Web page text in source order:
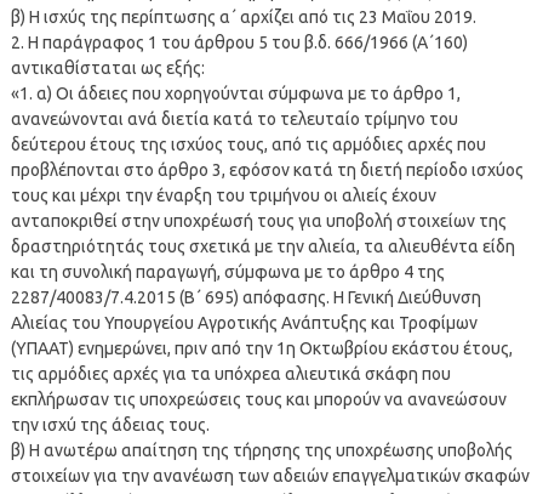
β) Η ισχύς της περίπτωσης α΄ αρχίζει από τις 23 Μαΐου 2019.
2. Η παράγραφος 1 του άρθρου 5 του β.δ. 666/1966 (Α΄160)
αντικαθίσταται ως εξής:
«1. α) Οι άδειες που χορηγούνται σύμφωνα με το άρθρο 1,
ανανεώνονται ανά διετία κατά το τελευταίο τρίμηνο του
δεύτερου έτους της ισχύος τους, από τις αρμόδιες αρχές που
προβλέπονται στο άρθρο 3, εφόσον κατά τη διετή περίοδο ισχύος
τους και μέχρι την έναρξη του τριμήνου οι αλιείς έχουν
ανταποκριθεί στην υποχρέωσή τους για υποβολή στοιχείων της
δραστηριότητάς τους σχετικά με την αλιεία, τα αλιευθέντα είδη
και τη συνολική παραγωγή, σύμφωνα με το άρθρο 4 της
2287/40083/7.4.2015 (Β΄ 695) απόφασης. Η Γενική Διεύθυνση
Αλιείας του Υπουργείου Αγροτικής Ανάπτυξης και Τροφίμων
(ΥΠΑΑΤ) ενημερώνει, πριν από την 1η Οκτωβρίου εκάστου έτους,
τις αρμόδιες αρχές για τα υπόχρεα αλιευτικά σκάφη που
εκπλήρωσαν τις υποχρεώσεις τους και μπορούν να ανανεώσουν
την ισχύ της άδειας τους.
β) Η ανωτέρω απαίτηση της τήρησης της υποχρέωσης υποβολής
στοιχείων για την ανανέωση των αδειών επαγγελματικών σκαφών